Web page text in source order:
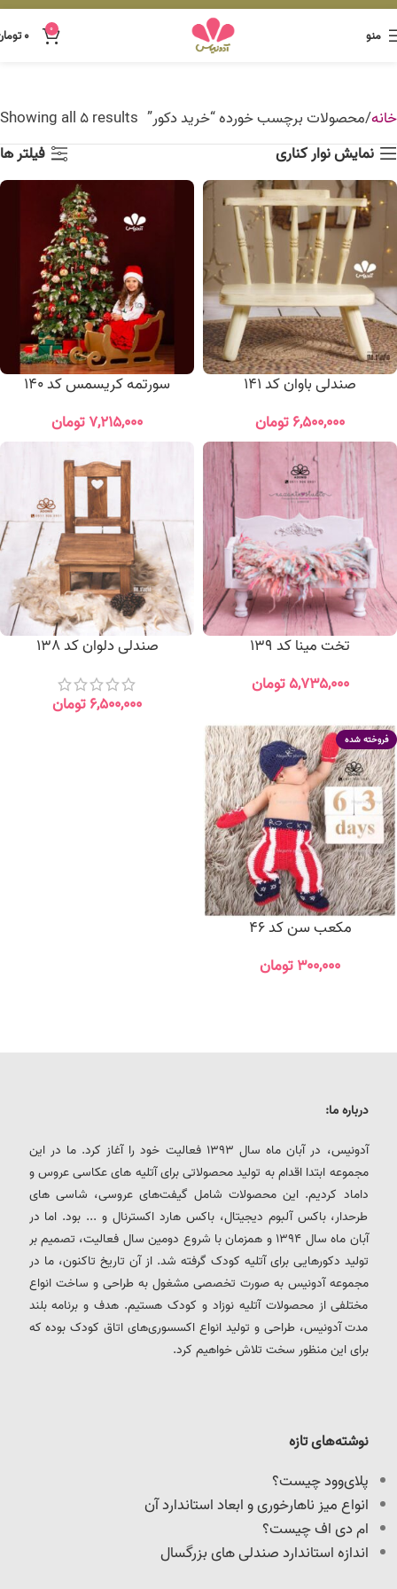
منو 0 ۰
خانه محصولات برچسب خورده “خرید دکور” Showing all 5 results
نمایش نوار کناری
فیلتر ها
صندلی باوان کد 141
۶,۵۰۰,۰۰۰تومان
سورتمه کریسمس کد 140
۷,۲۱۵,۰۰۰تومان
تخت مینا کد 139
۵,۷۳۵,۰۰۰ تومان
صندلی دلوان کد 138
۶,۵۰۰,۰۰۰تومان
فروخته شده
مکعب سن کد 46
۳۰۰,۰۰۰تومان
نوشته‌های تازه
پلای‌وود چیست؟
انواع میز ناهارخوری و ابعاد استاندارد آن
ام دی اف چیست؟
اندازه استاندارد صندلی های بزرگسال
درباره ما:
آدونیس، در آبان ماه سال 1393 فعالیت خود را آغاز کرد. ما در این
مجموعه ابتدا اقدام به تولید محصولاتی برای آتلیه های عکاسی عروس و
داماد کردیم. این محصولات شامل گیفت‌های عروسی، شاسی های
طرحدار، باکس آلبوم دیجیتال، باکس هارد اکسترنال و ... بود. اما در
آبان ماه سال 1394 و همزمان با شروع دومین سال فعالیت، تصمیم بر
تولید دکورهایی برای آتلیه کودک گرفته شد. از آن تاریخ تاکنون، ما در
مجموعه آدونیس به صورت تخصصی مشغول به طراحی و ساخت انواع
مختلفی از محصولات آتلیه نوزاد و کودک هستیم. هدف و برنامه بلند
مدت آدونیس، طراحی و تولید انواع اکسسوری‌های اتاق کودک بوده که
برای این منظور سخت تلاش خواهیم کرد.